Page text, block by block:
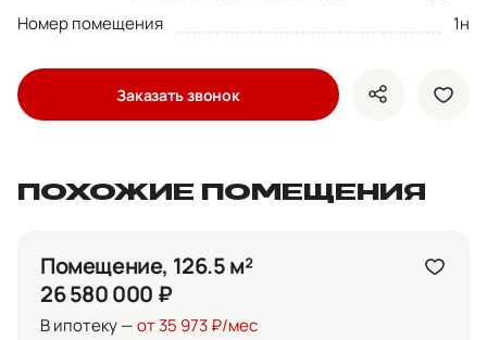
Номер помещения
1н
Заказать звонок показать
ПОХОЖИЕ ПОМЕЩЕНИЯ
Помещение, 126.5 м²
26 580 000 ₽
В ипотеку —от 35 973 ₽/мес